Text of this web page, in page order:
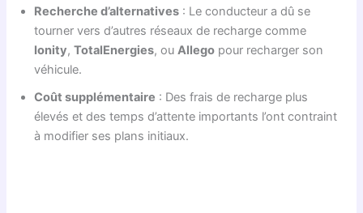
Recherche d’alternatives : Le conducteur a dû se
tourner vers d’autres réseaux de recharge comme
Ionity,TotalEnergies, ouAllego pour recharger son
véhicule.
Coût supplémentaire : Des frais de recharge plus
élevés et des temps d’attente importants l’ont contraint
à modifier ses plans initiaux.